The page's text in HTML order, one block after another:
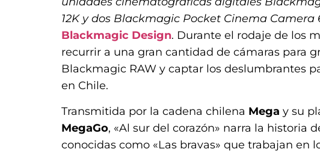
12K y dos Blackmagic Pocket Cinema Camera
Blackmagic Design. Durante el rodaje de los
recurrir a una gran cantidad de cámaras para
Blackmagic RAW y captar los deslumbrantes
en Chile.
Transmitida por la cadena chilena Mega y su
MegaGo, «Al sur del corazón» narra la historia
conocidas como «Las bravas» que trabajan en